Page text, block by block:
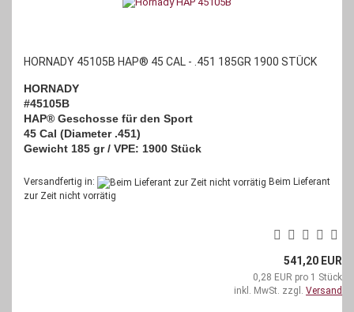
HORNADY 45105B HAP® 45 CAL - .451 185GR 1900 STÜCK
HORNADY
#45105B
HAP® Geschosse für den Sport
45 Cal (Diameter .451)
Gewicht 185 gr / VPE: 1900 Stück
Versandfertig in:
Beim Lieferant
zur Zeit nicht vorrätig
541,20 EUR
0,28 EUR pro 1 Stück
inkl. MwSt. zzgl. Versand